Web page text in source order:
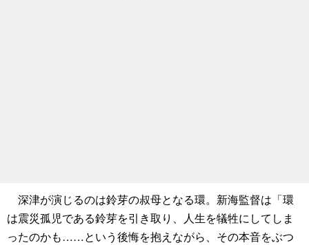
深津が演じるのは鈴芽の叔母となる環。新海監督は「環
は震災孤児である鈴芽を引き取り、人生を犠牲にしてしま
ったのかも……という後悔を抱えながら、その本音をぶつ